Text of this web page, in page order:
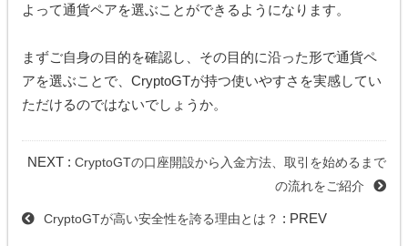
よって通貨ペアを選ぶことができるようになります。
まずご自身の目的を確認し、その目的に沿った形で通貨ペ
アを選ぶことで、CryptoGTが持つ使いやすさを実感してい
ただけるのではないでしょうか。
NEXT :CryptoGTの口座開設から入金方法、取引を始めるまで
の流れをご紹介
CryptoGTが高い安全性を誇る理由とは？ : PREV